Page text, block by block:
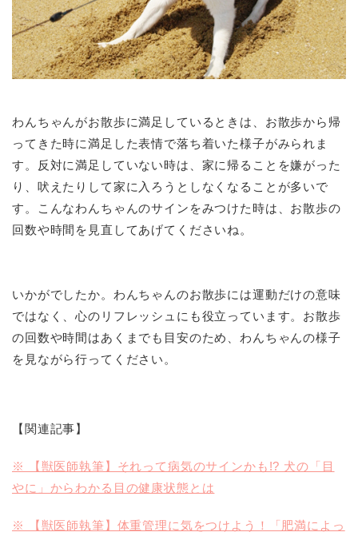
わんちゃんがお散歩に満足しているときは、お散歩から帰
ってきた時に満足した表情で落ち着いた様子がみられま
す。反対に満足していない時は、家に帰ることを嫌がった
り、吠えたりして家に入ろうとしなくなることが多いで
す。こんなわんちゃんのサインをみつけた時は、お散歩の
回数や時間を見直してあげてくださいね。
いかがでしたか。わんちゃんのお散歩には運動だけの意味
ではなく、心のリフレッシュにも役立っています。お散歩
の回数や時間はあくまでも目安のため、わんちゃんの様子
を見ながら行ってください。
【関連記事】
※ 【獣医師執筆】それって病気のサインかも!? 犬の「目
やに」からわかる目の健康状態とは
※ 【獣医師執筆】体重管理に気をつけよう！「肥満によっ